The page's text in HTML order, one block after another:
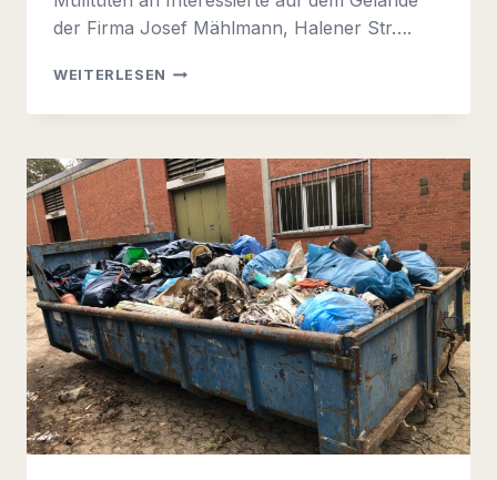
der Firma Josef Mählmann, Halener Str….
WEITERLESEN UMWELTTAG
AM
IN
DER
GEMEINDE
EMSTEK